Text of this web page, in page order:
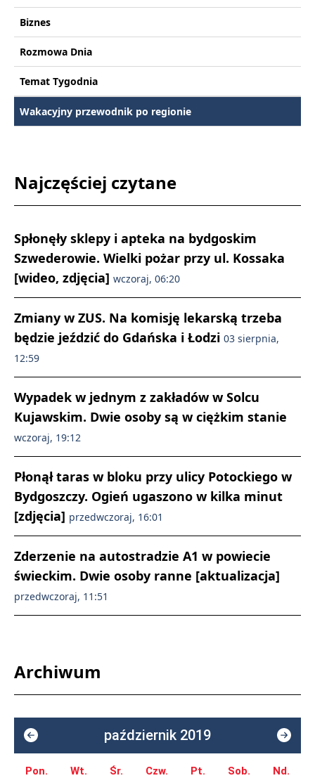
Biznes
Rozmowa Dnia
Temat Tygodnia
Wakacyjny przewodnik po regionie
Najczęściej czytane
Spłonęły sklepy i apteka na bydgoskim
Szwederowie. Wielki pożar przy ul. Kossaka
[wideo, zdjęcia] wczoraj, 06:20
Zmiany w ZUS. Na komisję lekarską trzeba
będzie jeździć do Gdańska i Łodzi 03 sierpnia,
12:59
Wypadek w jednym z zakładów w Solcu
Kujawskim. Dwie osoby są w ciężkim stanie
wczoraj, 19:12
Płonął taras w bloku przy ulicy Potockiego w
Bydgoszczy. Ogień ugaszono w kilka minut
[zdjęcia] przedwczoraj, 16:01
Zderzenie na autostradzie A1 w powiecie
świeckim. Dwie osoby ranne [aktualizacja]
przedwczoraj, 11:51
Archiwum
październik 2019
Pon. Wt. Śr. Czw. Pt. Sob. Nd.